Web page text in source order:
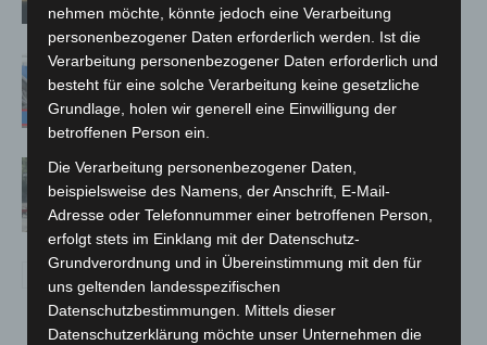
Mann läuft mit Hockeyschläger über
A7 – Polizei sucht Zeugen
Gasleitung bei McDonald’s-Umbau in
Langenhagen beschädigt
nehmen möchte, könnte jedoch eine Verarbeitung
personenbezogener Daten erforderlich werden. Ist die
Verarbeitung personenbezogener Daten erforderlich und
besteht für eine solche Verarbeitung keine gesetzliche
Grundlage, holen wir generell eine Einwilligung der
betroffenen Person ein.
Die Verarbeitung personenbezogener Daten,
beispielsweise des Namens, der Anschrift, E-Mail-
Adresse oder Telefonnummer einer betroffenen Person,
erfolgt stets im Einklang mit der Datenschutz-
Grundverordnung und in Übereinstimmung mit den für
uns geltenden landesspezifischen
Datenschutzbestimmungen. Mittels dieser
Datenschutzerklärung möchte unser Unternehmen die